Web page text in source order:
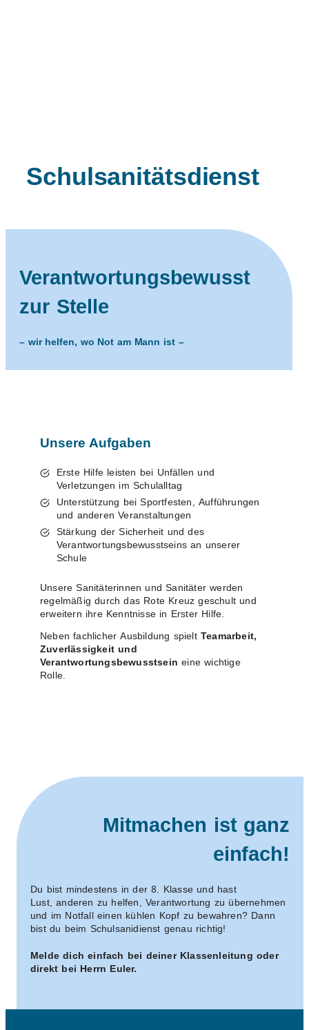
Schulsanitätsdienst
Verantwortungsbewusst
zur Stelle
– wir helfen, wo Not am Mann ist –
Unsere Aufgaben
Erste Hilfe leisten bei Unfällen und
Verletzungen im Schulalltag
Unterstützung bei Sportfesten, Aufführungen
und anderen Veranstaltungen
Stärkung der Sicherheit und des
Verantwortungsbewusstseins an unserer
Schule
Unsere Sanitäterinnen und Sanitäter werden
regelmäßig durch das Rote Kreuz geschult und
erweitern ihre Kenntnisse in Erster Hilfe.
Neben fachlicher Ausbildung spieltTeamarbeit,
Zuverlässigkeit und
Verantwortungsbewusstsein eine wichtige
Rolle.
Mitmachen ist ganz
einfach!
Du bist mindestens in der 8. Klasse und hast
Lust, anderen zu helfen, Verantwortung zu übernehmen
und im Notfall einen kühlen Kopf zu bewahren? Dann
bist du beim Schulsanidienst genau richtig!
Melde dich einfach bei deiner Klassenleitung oder
direkt bei Herrn Euler.